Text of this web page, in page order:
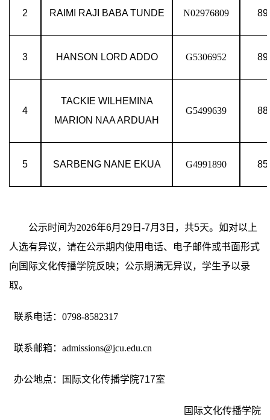
2 RAIMI RAJI BABA TUNDE N02976809
3 HANSON LORD ADDO G5306952
4
TACKIE WILHEMINA
MARION NAA ARDUAH
G5499639
5 SARBENG NANE EKUA G4991890
公示时间为2026年6月 29 日 -7月 3 日，共5天。如对以上
人选有异议，请在公示期内使用电话、电子邮件或书面形式
向国际文化传播学院反映； 公示期满无异议，学生予以录
取。
联系电话： 0798-8582317
联系邮箱： admissions@jcu.edu.cn
办公地点：国际文化传播学院717室
国际文化传播学院